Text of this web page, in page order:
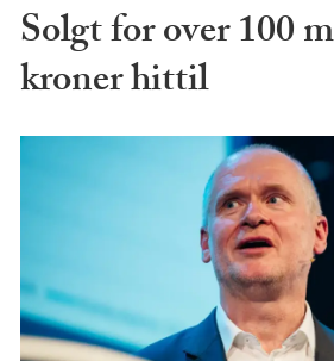
Solgt for over 100
kroner hittil